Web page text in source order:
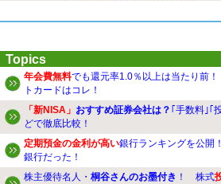
Topics
年会費無料でも還元率1.0％以上は当たり前
トカードはコレ！
「新NISA」 おすすめ証券会社は？ ｢手数料｣｢
どで徹底比較！
定期預金の金利が高い銀行ランキングを公開
銀行だった！
株主優待名人・ 桐谷さんのお墨付き ！ 株式